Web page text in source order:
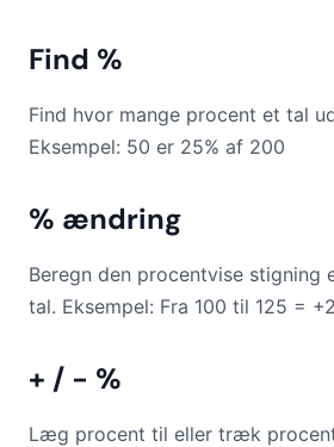
Find %
Find hvor mange procent et tal
Eksempel: 50 er 25% af 200
% ændring
Beregn den procentvise stigning
tal. Eksempel: Fra 100 til 125 =
+ / − %
Læg procent til eller træk